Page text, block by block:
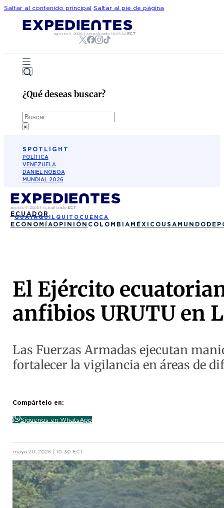
Saltar al contenido principal Saltar al pie de página
agosto 9, 2026 |Actualizado16:25:52 ECT
¿Qué deseas buscar?
Buscar
×
SPOTLIGHT
POLÍTICA
VENEZUELA
DANIEL NOBOA
MUNDIAL 2026
agosto 9, 2026| Actualizado ECT
ECUADOR
GUAYAQUIL QUITO CUENCA
ECONOMÍAOPINIÓN COLOMBIA MÉXICO USA MUNDO
El Ejército
anfibios URUTU en
Las Fuerzas Armadas ejecutan
fortalecer la vigilancia en áreas de
Compártelo en:
Síguenos en WhatsApp
mayo 20, 2026 | 10:30 ECT